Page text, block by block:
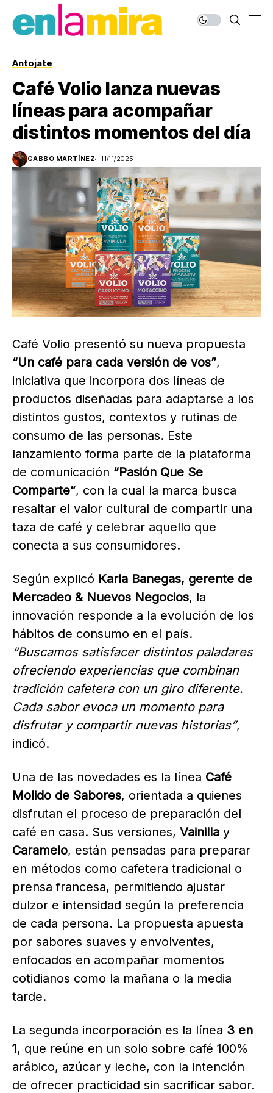
Antojate
Café Volio lanza nuevas
líneas para acompañar
distintos momentos del día
GABBO MARTÍNEZ 11/11/2025
Café Volio presentó su nueva propuesta
“Un café para cada versión de vos”,
iniciativa que incorpora dos líneas de
productos diseñadas para adaptarse a los
distintos gustos, contextos y rutinas de
consumo de las personas. Este
lanzamiento forma parte de la plataforma
de comunicación “Pasión Que Se
Comparte”, con la cual la marca busca
resaltar el valor cultural de compartir una
taza de café y celebrar aquello que
conecta a sus consumidores.
Según explicó Karla Banegas, gerente de
Mercadeo & Nuevos Negocios, la
innovación responde a la evolución de los
hábitos de consumo en el país.
“Buscamos satisfacer distintos paladares
ofreciendo experiencias que combinan
tradición cafetera con un giro diferente.
Cada sabor evoca un momento para
disfrutar y compartir nuevas historias”,
indicó.
Una de las novedades es la línea Café
Molido de Sabores, orientada a quienes
disfrutan el proceso de preparación del
café en casa. Sus versiones, Vainilla y
Caramelo, están pensadas para preparar
en métodos como cafetera tradicional o
prensa francesa, permitiendo ajustar
dulzor e intensidad según la preferencia
de cada persona. La propuesta apuesta
por sabores suaves y envolventes,
enfocados en acompañar momentos
cotidianos como la mañana o la media
tarde.
La segunda incorporación es la línea 3 en
1, que reúne en un solo sobre café 100%
arábico, azúcar y leche, con la intención
de ofrecer practicidad sin sacrificar sabor.